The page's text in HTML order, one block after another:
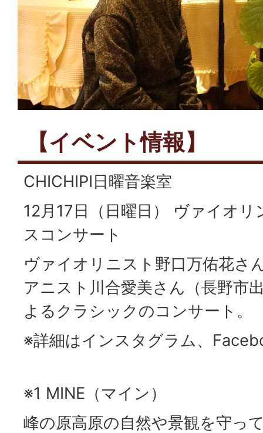
【イベント情報】
CHICHIPI日曜音楽室
12月17日（日曜日） ヴァイオ
スコンサート
ヴァイオリニスト野口万佑花さ
アニスト川合愛美さん（長野市
よるクラシックのコンサート。
※詳細はインスタグラム、
※1 MINE（マイン）
峰の原高原の自然や景観を守っ